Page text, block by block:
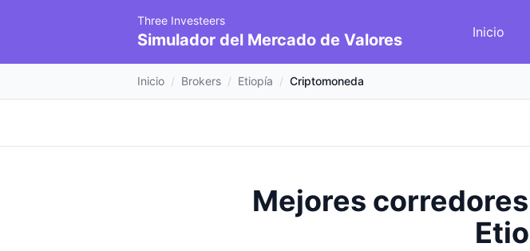
Three Investeers
Simulador del Mercado de Valores Inicio
Inicio / Brokers / Etiopía / Criptomoneda
Mejores